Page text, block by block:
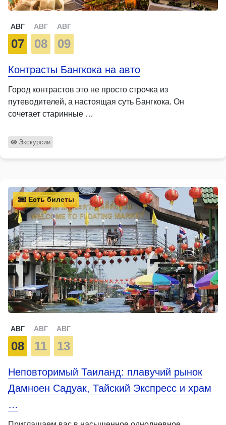
АВГ
07
АВГ
08
АВГ
09
Контрасты Бангкока на авто
Город контрастов это не просто строчка из
путеводителей, а настоящая суть Бангкока. Он
сочетает старинные …
Экскурсии
Есть билеты
АВГ
08
АВГ
11
АВГ
13
Неповторимый Таиланд: плавучий рынок
Дамноен Садуак, Тайский Экспресс и храм
…